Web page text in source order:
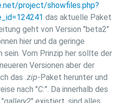
project/showfiles.php?
das aktuelle Paket
geht von Version "beta2"
hier und da geringe
sein. Vom Prinzip her sollte der
Versionen aber der
das .zip-Paket herunter und
nach "C:". Da innerhalb des